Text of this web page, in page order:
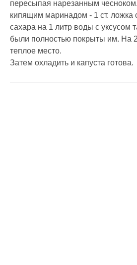
пересыпая нарезанным
кипящим маринадом - 1 ст. ложка
сахара на 1 литр воды с уксусом
были полностью покрыты им. На
теплое место.
Затем охладить и капуста готова.